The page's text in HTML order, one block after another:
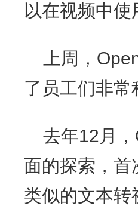
以在视频中使
上周，
了员工们非常
去年12月
面的探索，首
类似的文本转